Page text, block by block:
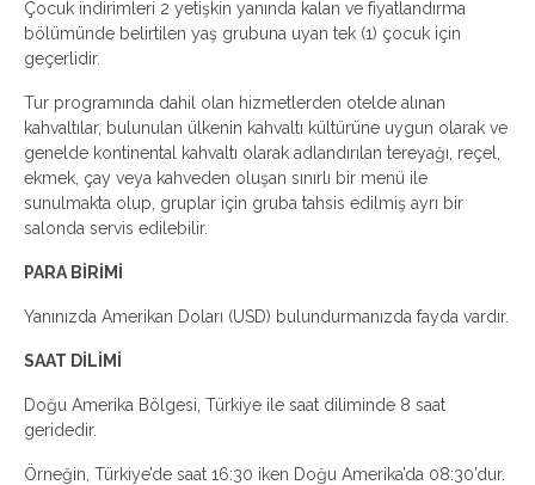
Çocuk indirimleri 2 yetişkin yanında kalan ve fiyatlandırma
bölümünde belirtilen yaş grubuna uyan tek (1) çocuk için
geçerlidir.
Tur programında dahil olan hizmetlerden otelde alınan
kahvaltılar, bulunulan ülkenin kahvaltı kültürüne uygun olarak ve
genelde kontinental kahvaltı olarak adlandırılan tereyağı, reçel,
ekmek, çay veya kahveden oluşan sınırlı bir menü ile
sunulmakta olup, gruplar için gruba tahsis edilmiş ayrı bir
salonda servis edilebilir.
PARA BİRİMİ
Yanınızda Amerikan Doları (USD) bulundurmanızda fayda vardır.
SAAT DİLİMİ
Doğu Amerika Bölgesi, Türkiye ile saat diliminde 8 saat
geridedir.
Örneğin, Türkiye’de saat 16:30 iken Doğu Amerika’da 08:30’dur.